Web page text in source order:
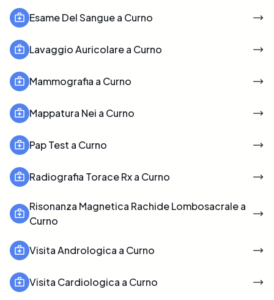
Esame Del Sangue a Curno
Lavaggio Auricolare a Curno
Mammografia a Curno
Mappatura Nei a Curno
Pap Test a Curno
Radiografia Torace Rx a Curno
Risonanza Magnetica Rachide Lombosacrale a
Curno
Visita Andrologica a Curno
Visita Cardiologica a Curno